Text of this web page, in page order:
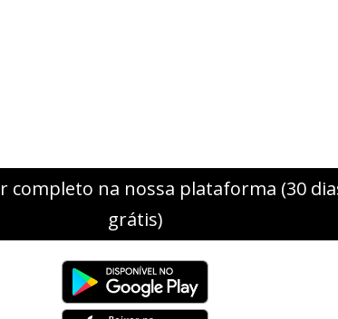
completo na nossa plataforma (30
grátis)